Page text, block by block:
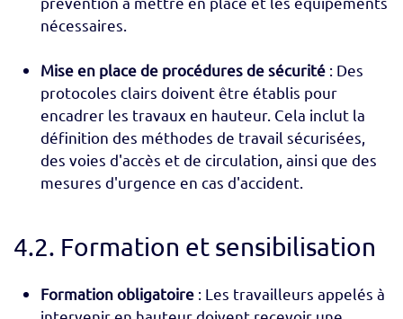
nécessaires.
Mise en place de procédures de sécurité : Des
protocoles clairs doivent être établis pour
encadrer les travaux en hauteur. Cela inclut la
définition des méthodes de travail sécurisées,
des voies d'accès et de circulation, ainsi que des
mesures d'urgence en cas d'accident.
4.2. Formation et sensibilisation
Formation obligatoire : Les travailleurs appelés à